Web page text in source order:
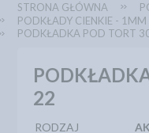
STRONA GŁÓWNA
PODKŁADY CIENKIE - 1MM
PODKŁADKA POD TORT
22
RODZAJ